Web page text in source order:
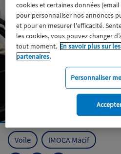
Voile IMOCA Macif
cookies et certaines données
pour personnaliser nos annonces
et pour en mesurer l'efficacité.
les cookies, vous pouvez changer
tout moment. En savoir plus sur
partenaires.
Personnaliser